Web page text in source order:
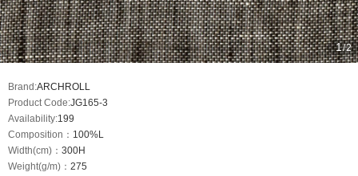
1/2
Brand:ARCHROLL
Product Code:JG165-3
Availability:199
Composition： 100%L
Width(cm)： 300H
Weight(g/m)： 275